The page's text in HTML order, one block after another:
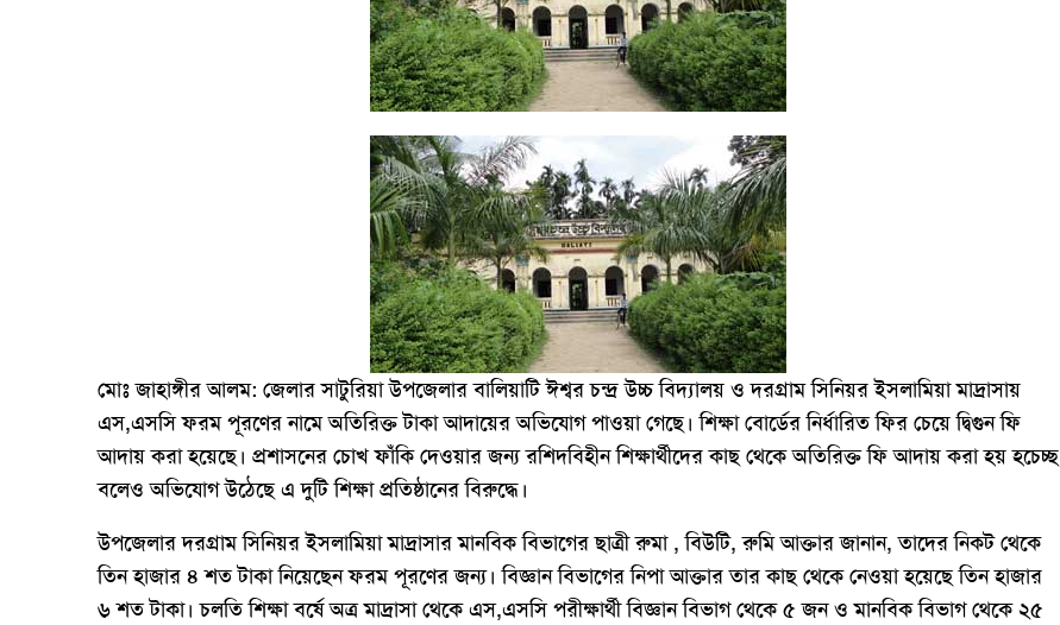
মোঃ জাহাঙ্গীর আলম: জেলার সাটুরিয়া উপজেলার বালিয়াটি ঈশ্বর চন্দ্র উচ্চ বিদ্যালয় ও দরগ্রাম সিনিয়র ইসলামিয়া মাদ্রাসায়
এস,এসসি ফরম পূরণের নামে অতিরিক্ত টাকা আদায়ের অভিযোগ পাওয়া গেছে। শিক্ষা বোর্ডের নির্ধারিত ফির চেয়ে দ্বিগুন ফি
আদায় করা হয়েছে। প্রশাসনের চোখ ফাঁকি দেওয়ার জন্য রশিদবিহীন শিক্ষার্থীদের কাছ থেকে অতিরিক্ত ফি আদায় করা হয় হচেচ্ছ
বলেও অভিযোগ উঠেছে এ দুটি শিক্ষা প্রতিষ্ঠানের বিরুদ্ধে।
উপজেলার দরগ্রাম সিনিয়র ইসলামিয়া মাদ্রাসার মানবিক বিভাগের ছাত্রী রুমা , বিউটি, রুমি আক্তার জানান, তাদের নিকট থেকে
তিন হাজার ৪ শত টাকা নিয়েছেন ফরম পূরণের জন্য। বিজ্ঞান বিভাগের নিপা আক্তার তার কাছ থেকে নেওয়া হয়েছে তিন হাজার
৬ শত টাকা। চলতি শিক্ষা বর্ষে অত্র মাদ্রাসা থেকে এস,এসসি পরীক্ষার্থী বিজ্ঞান বিভাগ থেকে ৫ জন ও মানবিক বিভাগ থেকে ২৫